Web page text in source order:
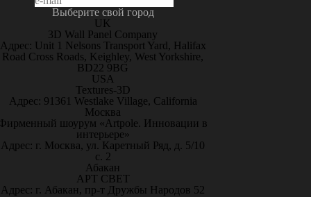
Выберите свой город
UK
3D Wall Panel Company
Адрес: Unit 1 Nelsons Transport Yard, Halifax
Road Cross Roads, Keighley, West Yorkshire,
BD22 9BG
USA
Textures-3D
Адрес: 91361 Westlake Village, California
Москва
шоурум «Artpole. Инновации в
интерьере»
Адрес: г. Москва, ул. Каретный Ряд, д. 5/10
с. 2
Абакан
АРТ СВЕТ
Адрес: г. Абакан, пр-т Дружбы Народов 52